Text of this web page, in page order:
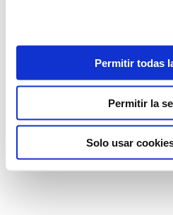
Permitir todas
Permitir la
Solo usar